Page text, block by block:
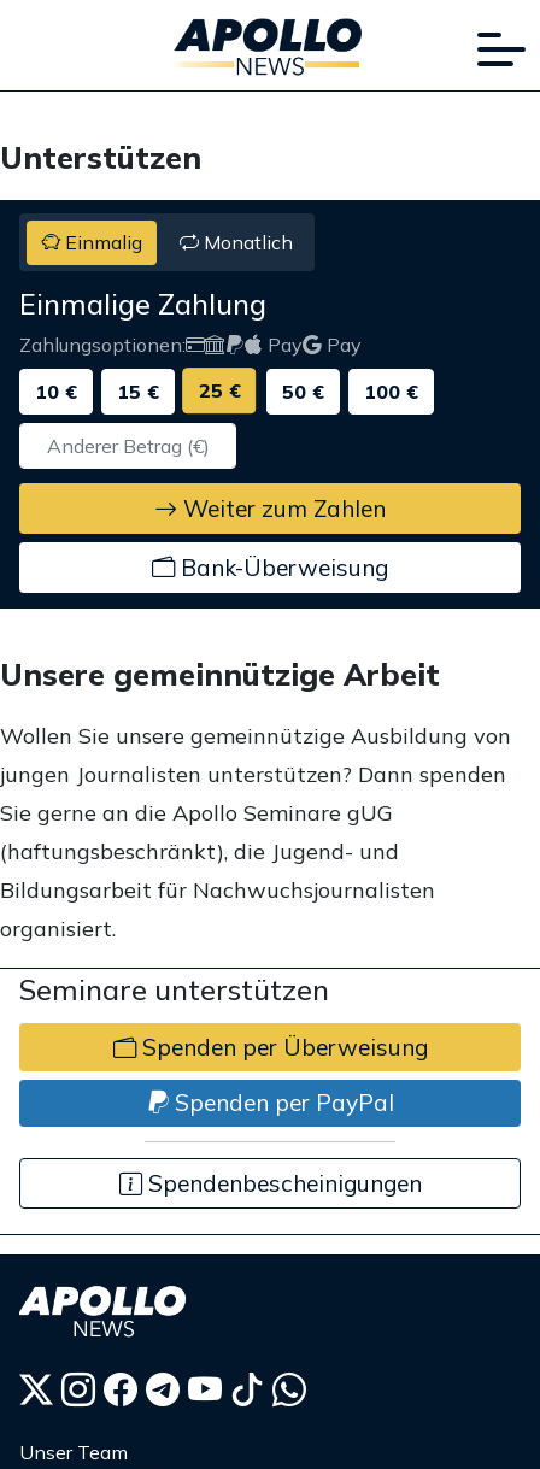
Unterstützen
Einmalig Monatlich
Einmalige Zahlung
Zahlungsoptionen: Pay
Pay
10 €
15 € 25 € 50 € 100 €
Weiter zum Zahlen
Bank-Überweisung
Unsere gemeinnützige Arbeit
Wollen Sie unsere gemeinnützige Ausbildung von
jungen Journalisten unterstützen? Dann spenden
Sie gerne an die Apollo Seminare gUG
(haftungsbeschränkt), die Jugend- und
Bildungsarbeit für Nachwuchsjournalisten
organisiert.
Seminare unterstützen
Spenden per Überweisung
Spenden per PayPal
Spendenbescheinigungen
Unser Team